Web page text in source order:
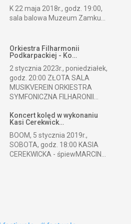
K 22 maja 2018r., godz. 19:00,
sala balowa Muzeum Zamku...
Orkiestra Filharmonii
Podkarpackiej - Ko…
2 stycznia 2023r., poniedziałek,
godz. 20:00 ZŁOTA SALA
MUSIKVEREIN ORKIESTRA
SYMFONICZNA FILHARONII...
Koncert kolęd w wykonaniu
Kasi Cerekwick…
BOOM, 5 stycznia 2019r.,
SOBOTA, godz. 18:00 KASIA
CEREKWICKA - śpiewMARCIN...